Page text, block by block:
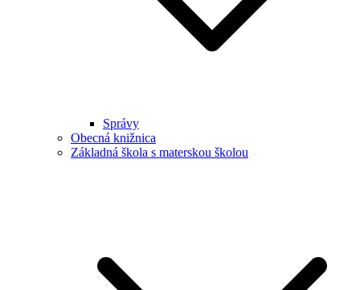
Správy
Obecná knižnica
Základná škola s materskou školou